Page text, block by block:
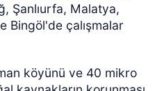
Şanlıurfa, Malatya,
Bingöl'de çalışmalar
köyünü ve 40 mikro